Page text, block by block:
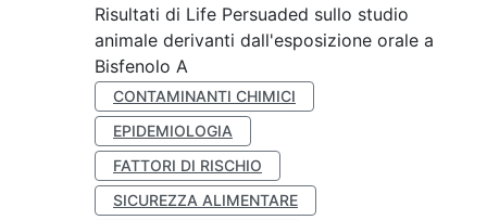
Risultati di Life Persuaded sullo studio
animale derivanti dall'esposizione orale a
Bisfenolo A
CONTAMINANTI CHIMICI
EPIDEMIOLOGIA
FATTORI DI RISCHIO
SICUREZZA ALIMENTARE